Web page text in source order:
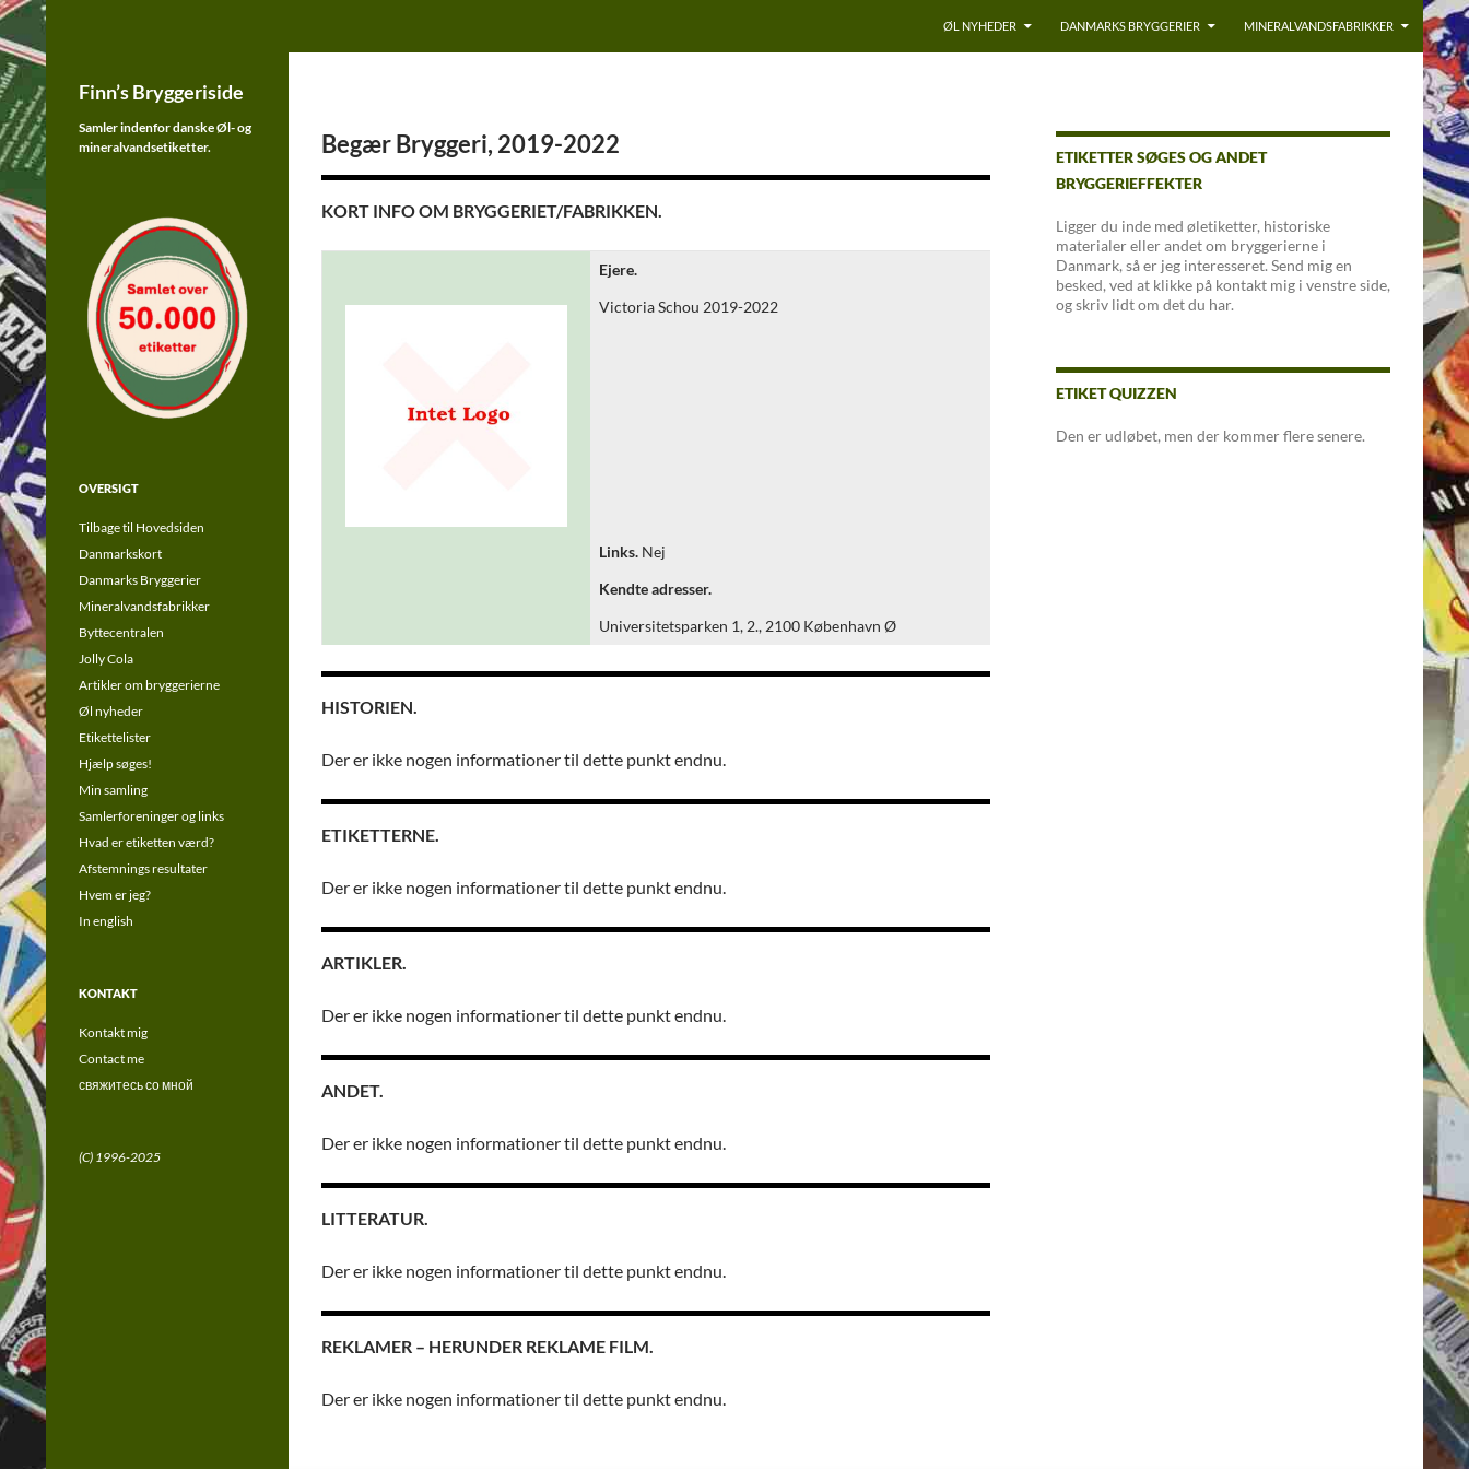
Hop
til
indhold
ØL NYHEDER DANMARKS BRYGGERIER MINERALVANDSFABRIKKER
Begær Bryggeri, 2019-2022
KORT INFO OM BRYGGERIET/FABRIKKEN.
Ejere.
Victoria Schou 2019-2022
Links. Nej
Kendte adresser.
Universitetsparken 1, 2., 2100 København Ø
HISTORIEN.
Der er ikke nogen informationer til dette punkt endnu.
ETIKETTERNE.
Der er ikke nogen informationer til dette punkt endnu.
ARTIKLER.
Der er ikke nogen informationer til dette punkt endnu.
ANDET.
Der er ikke nogen informationer til dette punkt endnu.
LITTERATUR.
Der er ikke nogen informationer til dette punkt endnu.
REKLAMER – HERUNDER REKLAME FILM.
Der er ikke nogen informationer til dette punkt endnu.
ETIKETTER SØGES OG ANDET
BRYGGERIEFFEKTER
Ligger du inde med øletiketter, historiske
materialer eller andet om bryggerierne i
Danmark, så er jeg interesseret. Send mig en
besked, ved at klikke på kontakt mig i venstre side,
og skriv lidt om det du har.
ETIKET QUIZZEN
Den er udløbet, men der kommer flere senere.
etiketter fra Danmark
Finn’s Bryggeriside
Samler indenfor danske Øl- og
mineralvandsetiketter.
OVERSIGT
Tilbage til Hovedsiden
Danmarkskort
Danmarks Bryggerier
Mineralvandsfabrikker
Byttecentralen
Jolly Cola
Artikler om bryggerierne
Øl nyheder
Etikettelister
Hjælp søges!
Min samling
Samlerforeninger og links
Hvad er etiketten værd?
Afstemnings resultater
Hvem er jeg?
In english
KONTAKT
Kontakt mig
Contact me
свяжитесь со мной
(C) 1996-2025